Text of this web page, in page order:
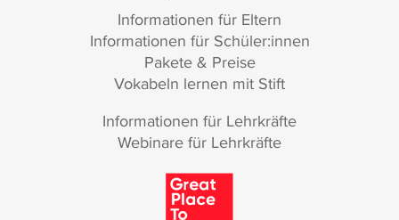
Informationen für Eltern
Informationen für Schüler:innen
Pakete & Preise
Vokabeln lernen mit Stift
Informationen für Lehrkräfte
Webinare für Lehrkräfte